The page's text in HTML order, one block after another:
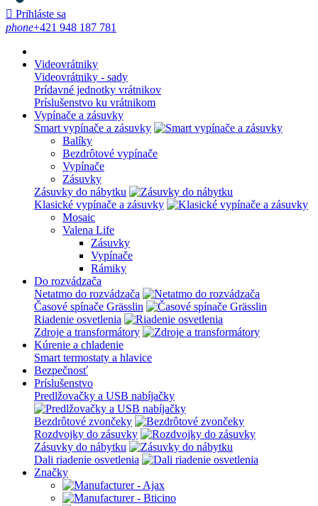
 Prihláste sa
phone+421 948 187 781
Videovrátniky
Videovrátniky - sady
Prídavné jednotky vrátnikov
Príslušenstvo ku vrátnikom
Vypínače a zásuvky
Smart vypínače a zásuvky
Balíky
Bezdrôtové vypínače
Vypínače
Zásuvky
Zásuvky do nábytku
Klasické vypínače a zásuvky
Mosaic
Valena Life
Zásuvky
Vypínače
Rámiky
Do rozvádzača
Netatmo do rozvádzača
Časové spínače Grässlin
Riadenie osvetlenia
Zdroje a transformátory
Kúrenie a chladenie
Smart termostaty a hlavice
Bezpečnosť
Príslušenstvo
Predlžovačky a USB nabíjačky
Bezdrôtové zvončeky
Rozdvojky do zásuvky
Zásuvky do nábytku
Dali riadenie osvetlenia
Značky